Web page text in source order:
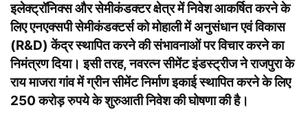
इलेक्ट्रॉनिक्स और सेमीकंडक्टर क्षेत्र में निवेश आकर्षित करने के
लिए एनएक्सपी सेमीकंडक्टर्स को मोहाली में अनुसंधान एवं विकास
(R&D) केंद्र स्थापित करने की संभावनाओं पर विचार करने का
निमंत्रण दिया। इसी तरह, नवरत्न सीमेंट इंडस्ट्रीज ने राजपुरा के
राय माजरा गांव में ग्रीन सीमेंट निर्माण इकाई स्थापित करने के लिए
250 करोड़ रुपये के शुरुआती निवेश की घोषणा की है।